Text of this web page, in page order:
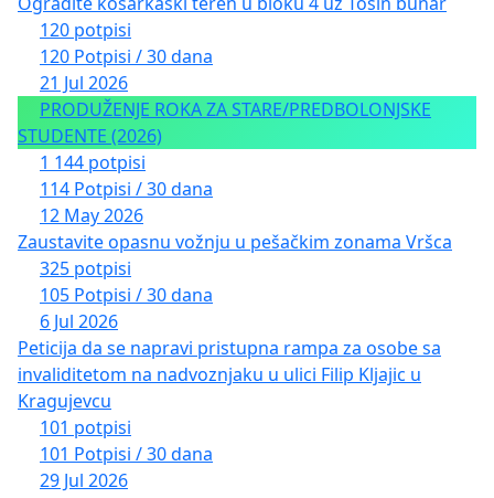
120 potpisi
120 Potpisi / 30 dana
21 Jul 2026
PRODUŽENJE ROKA ZA STARE/PREDBOLONJSKE
STUDENTE (2026)
1 144 potpisi
114 Potpisi / 30 dana
12 May 2026
Zaustavite opasnu vožnju u pešačkim zonama Vršca
325 potpisi
105 Potpisi / 30 dana
6 Jul 2026
Peticija da se napravi pristupna rampa za osobe sa
invaliditetom na nadvoznjaku u ulici Filip Kljajic u
Kragujevcu
101 potpisi
101 Potpisi / 30 dana
29 Jul 2026